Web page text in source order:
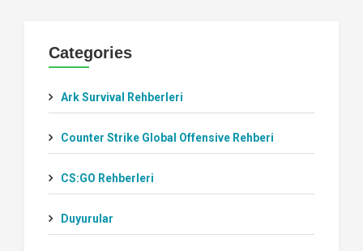
Categories
Ark Survival Rehberleri
Counter Strike Global Offensive Rehberi
CS:GO Rehberleri
Duyurular